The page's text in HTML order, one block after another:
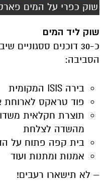
שוק כפרי על המים
שוק ליד המים
כ-30 דוכנים
הסביבה:
בירה ISIS המקומית
פוד טראקס לארוחת
תוצרת חקלאית
מהשדה לצלחת
בית קפה פתוח על
אמנות ומתנות ועוד
– לא תישארו רעבים!